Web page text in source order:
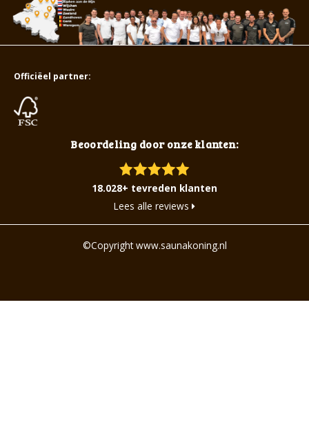
Beoordeling door onze klanten:
18.028+ tevreden klanten
Lees alle reviews
Officiëel partner:
©Copyright www.saunakoning.nl